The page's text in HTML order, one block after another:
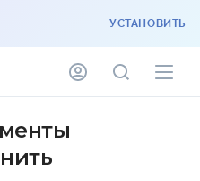
УСТАНОВИТЬ